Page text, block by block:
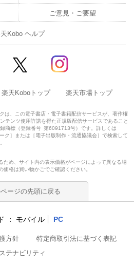
ご意見・ご要望
Kobo ヘルプ
楽天Koboトップ 楽天市場トップ
は、この電子書店・電子書籍配信サービスが、著作権
テンツ使用許諾を得た正規版配信サービスであること
商標（登録番号 第6091713号）です。詳しくは
ーク］または［電子出版制作・流通協議会］で検索して
ため、サイト内の表示価格がページによって異なる場
価格は買い物かごでご確認ください。
ージの先頭に戻る
モバイル PC
方針
特定商取引法に基づく表記
テナビリティ